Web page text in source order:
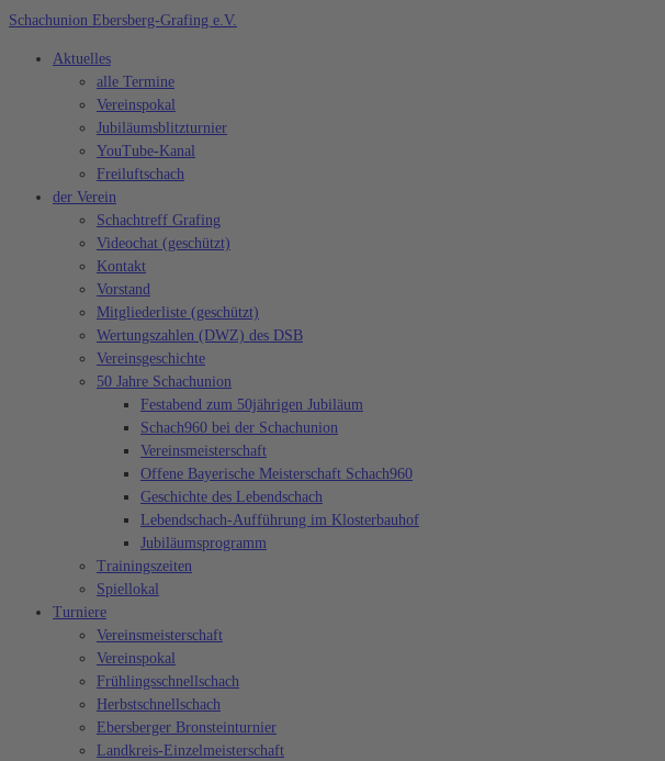
Zum
springen
Schachunion Ebersberg-Grafing e.V.
Aktuelles
alle Termine
Vereinspokal
Jubiläumsblitzturnier
YouTube-Kanal
Freiluftschach
der Verein
Schachtreff Grafing
Videochat (geschützt)
Kontakt
Vorstand
Mitgliederliste (geschützt)
Wertungszahlen (DWZ) des DSB
Vereinsgeschichte
50 Jahre Schachunion
Festabend zum 50jährigen Jubiläum
Schach960 bei der Schachunion
Vereinsmeisterschaft
Offene Bayerische Meisterschaft Schach960
Geschichte des Lebendschach
Lebendschach-Aufführung im Klosterbauhof
Jubiläumsprogramm
Trainingszeiten
Spiellokal
Turniere
Vereinsmeisterschaft
Vereinspokal
Frühlingsschnellschach
Herbstschnellschach
Ebersberger Bronsteinturnier
Landkreis-Einzelmeisterschaft